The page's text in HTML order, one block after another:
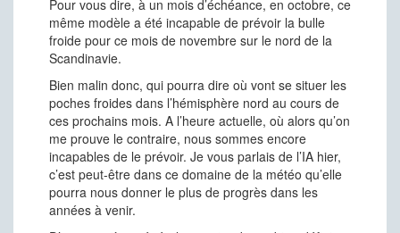
Pour vous dire, à un mois d’échéance, en octobre, ce
même modèle a été incapable de prévoir la bulle
froide pour ce mois de novembre sur le nord de la
Scandinavie.
Bien malin donc, qui pourra dire où vont se situer les
poches froides dans l’hémisphère nord au cours de
ces prochains mois. A l’heure actuelle, où alors qu’on
me prouve le contraire, nous sommes encore
incapables de le prévoir. Je vous parlais de l’IA hier,
c’est peut-être dans ce domaine de la météo qu’elle
pourra nous donner le plus de progrès dans les
années à venir.